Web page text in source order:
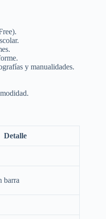
y manualidades.
Detalle
barra